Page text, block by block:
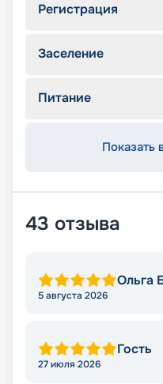
Регистрация
Заселение
Питание
Показать
43 отзыва
Ольга
5 августа 2026
Гость
27 июля 2026